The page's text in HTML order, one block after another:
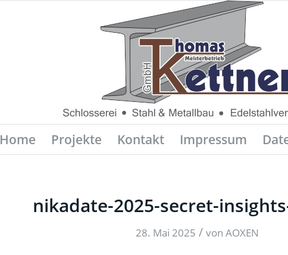
Home Projekte Kontakt Impressum
nikadate-2025-secret-
28. Mai 2025 / von AOXEN